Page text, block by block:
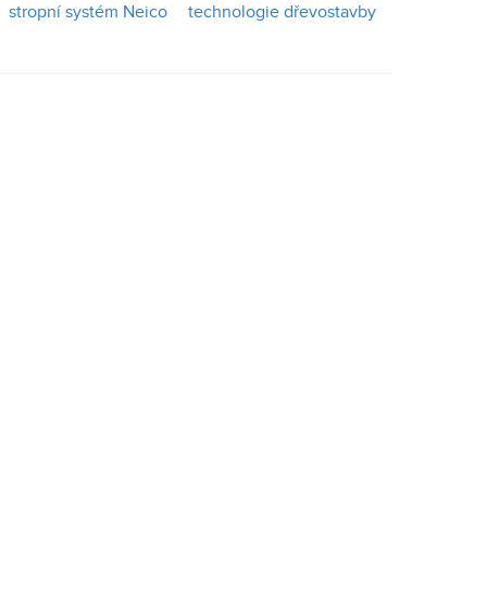
stropní systém Neico
technologie dřevostavby